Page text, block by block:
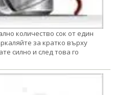
количество сок от един
за кратко върху
силно и след това го